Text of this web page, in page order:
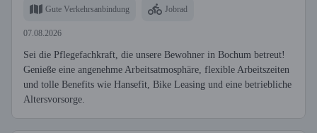
Gute Verkehrsanbindung Jobrad
07.08.2026
Sei die Pflegefachkraft, die unsere Bewohner in Bochum betreut!
Genieße eine angenehme Arbeitsatmosphäre, flexible Arbeitszeiten
und tolle Benefits wie Hansefit, Bike Leasing und eine betriebliche
Altersvorsorge.